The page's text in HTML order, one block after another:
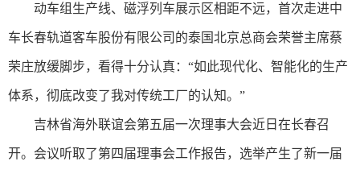
动车组生产线、磁浮列车展示区相距不远，首次走进中
车长春轨道客车股份有限公司的泰国北京总商会荣誉主席蔡
荣庄放缓脚步，看得十分认真：“如此现代化、智能化的生产
体系，彻底改变了我对传统工厂的认知。”
吉林省海外联谊会第五届一次理事大会近日在长春召
开。会议听取了第四届理事会工作报告，选举产生了新一届